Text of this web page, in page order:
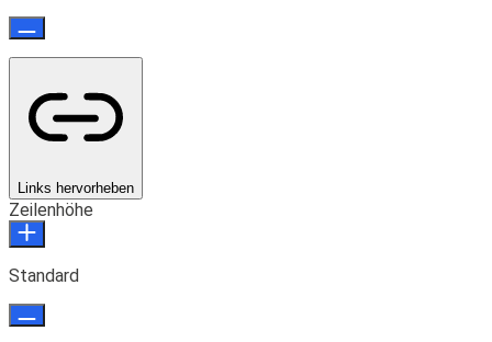
Links hervorheben
Zeilenhöhe
Standard